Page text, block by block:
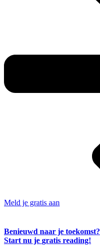
Meld je gratis aan
Benieuwd naar je toekomst?
Start nu je gratis reading!